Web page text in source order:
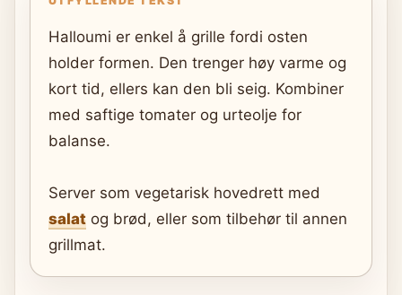
Halloumi er enkel å grille fordi osten
holder formen. Den trenger høy varme og
kort tid, ellers kan den bli seig. Kombiner
med saftige tomater og urteolje for
balanse.
Server som vegetarisk hovedrett med
salat og brød, eller som tilbehør til annen
grillmat.